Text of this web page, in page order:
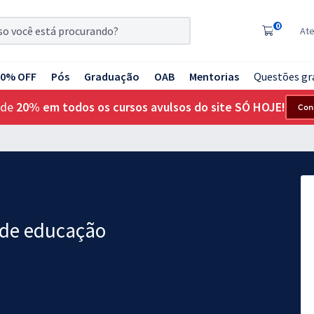
0
OFF Pós Graduação OAB Mentorias Questões
20% em todos os cursos avulsos do site SÓ HOJE!
educação